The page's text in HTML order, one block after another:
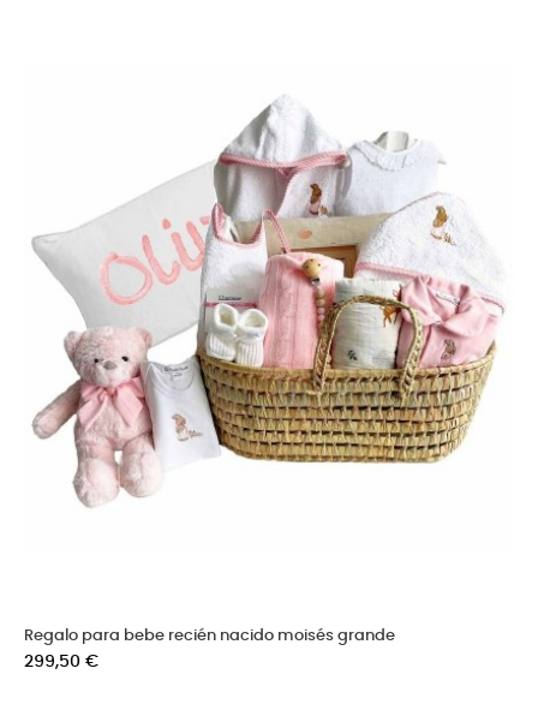
Regalo para bebe recién nacido moisés grande
Precio
299,50 €